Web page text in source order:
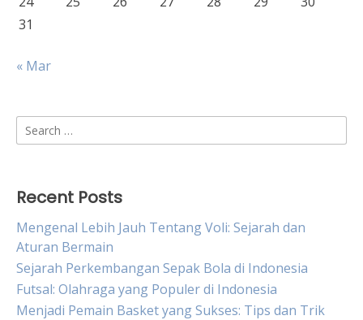
31
« Mar
Search
for:
Recent Posts
Mengenal Lebih Jauh Tentang Voli: Sejarah dan
Aturan Bermain
Sejarah Perkembangan Sepak Bola di Indonesia
Futsal: Olahraga yang Populer di Indonesia
Menjadi Pemain Basket yang Sukses: Tips dan Trik